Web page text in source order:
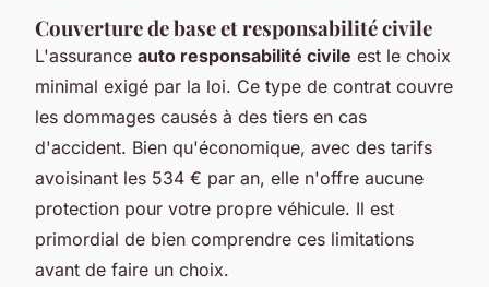
Couverture de base et responsabilité civile
L'assurance auto responsabilité civile est le choix
minimal exigé par la loi. Ce type de contrat couvre
les dommages causés à des tiers en cas
d'accident. Bien qu'économique, avec des tarifs
avoisinant les 534 € par an, elle n'offre aucune
protection pour votre propre véhicule. Il est
primordial de bien comprendre ces limitations
avant de faire un choix.